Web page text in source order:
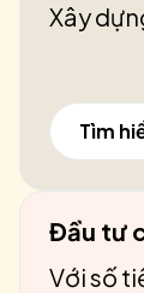
Xây
Tìm
Đầu tư
Với số